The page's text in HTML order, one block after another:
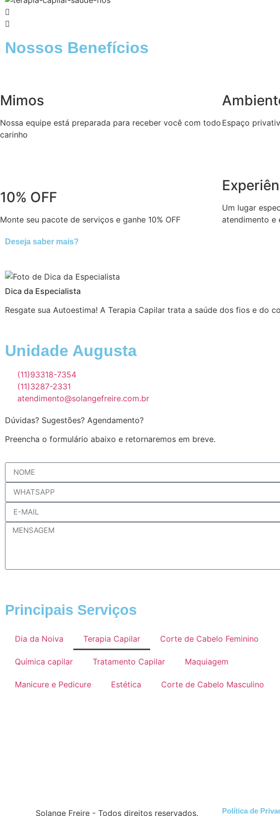
Nossos Benefícios
Mimos
Nossa equipe está preparada para receber você com todo
carinho
10% OFF
Monte seu pacote de serviços e ganhe 10% OFF
Espaço
Um lugar
atendimento e
Deseja saber mais?
Dica da Especialista
Resgate sua Autoestima! A Terapia Capilar trata a saúde dos fios e do
Unidade Augusta
(11)93318-7354
(11)3287-2331
atendimento@solangefreire.com.br
Dúvidas? Sugestões? Agendamento?
Preencha o formulário abaixo e retornaremos em breve.
Principais Serviços
Dia da Noiva Terapia Capilar Corte de Cabelo Feminino
Química capilar Tratamento Capilar Maquiagem
Manicure e Pedicure Estética Corte de Cabelo Masculino
Solange Freire - Todos direitos reservados. Política de